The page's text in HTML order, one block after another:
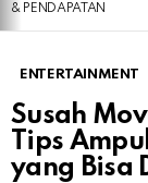
& PENDAPATAN
ENTERTAINMENT
Susah
Tips
yang Bisa